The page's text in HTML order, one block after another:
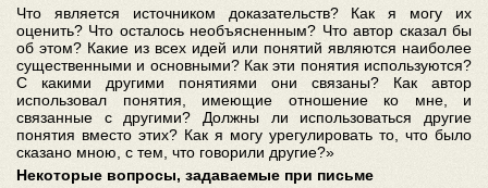
Что является источником доказательств? Как я могу их
оценить? Что осталось необъясненным? Что автор сказал бы
об этом? Какие из всех идей или понятий являются наиболее
существенными и основными? Как эти понятия используются?
С какими другими понятиями они связаны? Как автор
использовал понятия, имеющие отношение ко мне, и
связанные с другими? Должны ли использоваться другие
понятия вместо этих? Как я могу урегулировать то, что было
сказано мною, с тем, что говорили другие?»
Некоторые вопросы, задаваемые при письме